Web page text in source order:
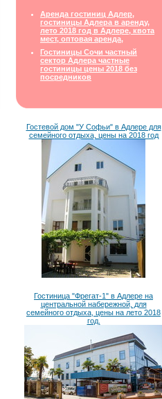
Аренда гостиниц Адлер,
гостиницы Адлера в аренду,
лето 2018 год в Адлере, квота
мест, оптовая аренда,
Гостиницы Сочи частный
сектор Адлера частные
гостиницы цены 2018 без
посредников
Гостевой дом "У Софьи" в Адлере для
семейного отдыха, цены на 2018 год
Гостиница "Фрегат-1" в Адлере на
центральной набережной, для
семейного отдыха, цены на лето 2018
год.